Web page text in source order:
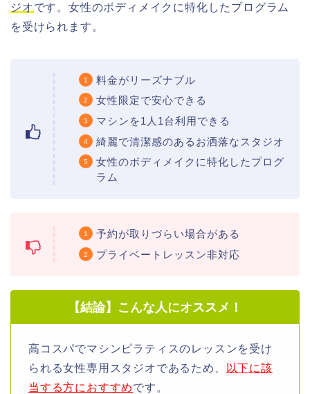
ジオ です。女性のボディメイクに特化したプログラム
を受けられます。
料金がリーズナブル
女性限定で安心できる
マシンを1人1台利用できる
綺麗で清潔感のあるお洒落なスタジオ
女性のボディメイクに特化したプログ
ラム
予約が取りづらい場合がある
プライベートレッスン非対応
【結論】こんな人にオススメ！
高コスパでマシンピラティスのレッスンを受け
られる女性専用スタジオであるため、
以下に該
当する方におすすめです。